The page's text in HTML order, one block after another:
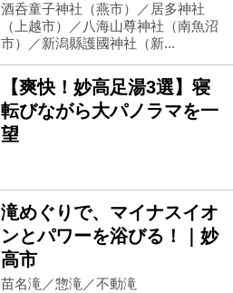
酒呑童子神社（燕市）／居多神社
（上越市）／八海山尊神社（南魚沼
市）／新潟縣護國神社（新...
【爽快！妙高足湯3選】寝
転びながら大パノラマを一
望
滝めぐりで、マイナスイオ
ンとパワーを浴びる！｜妙
高市
苗名滝／惣滝／不動滝